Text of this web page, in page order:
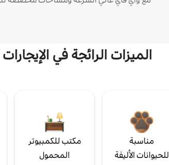
الميزات الرائجة في
مناسبة
للحيوانات الأليفة
مكتب للكمبيوتر
المحمول